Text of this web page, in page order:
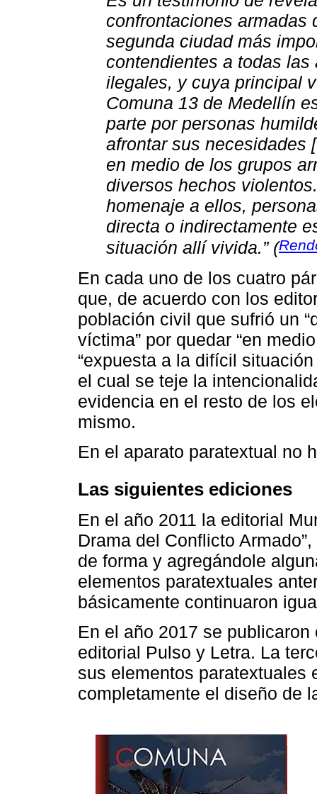
confrontaciones armadas
segunda ciudad más
contendientes a todas
ilegales, y cuya principal
Comuna 13 de Medellín
parte por personas
afrontar sus
en medio de los grupos
diversos hechos
homenaje a ellos,
directa o indirectamente
situación allí vivida.” (
En cada uno de los cuatro
que, de acuerdo con los
población civil que sufrió un
víctima” por quedar “en
“expuesta a la difícil
el cual se teje la
evidencia en el resto de los
mismo.
En el aparato paratextual no
Las siguientes ediciones
En el año 2011 la editorial
Drama del Conflicto
de forma y agregándole
elementos paratextuales
básicamente continuaron
En el año 2017 se
editorial Pulso y Letra. La
sus elementos paratextuales
completamente el diseño de